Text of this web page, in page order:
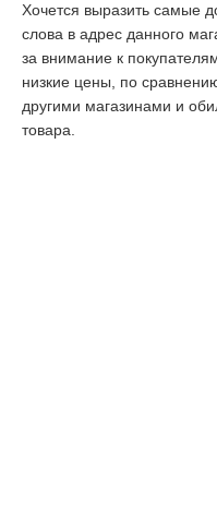
Хочется выразить самые
слова в адрес данного
за внимание к
низкие цены, по
другими магазинами и
товара.